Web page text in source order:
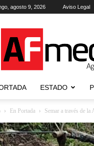
agosto 9, 2026 Aviso Legal
Agencia
de
Noticias
ESTADO
En Portada Semar a través de la